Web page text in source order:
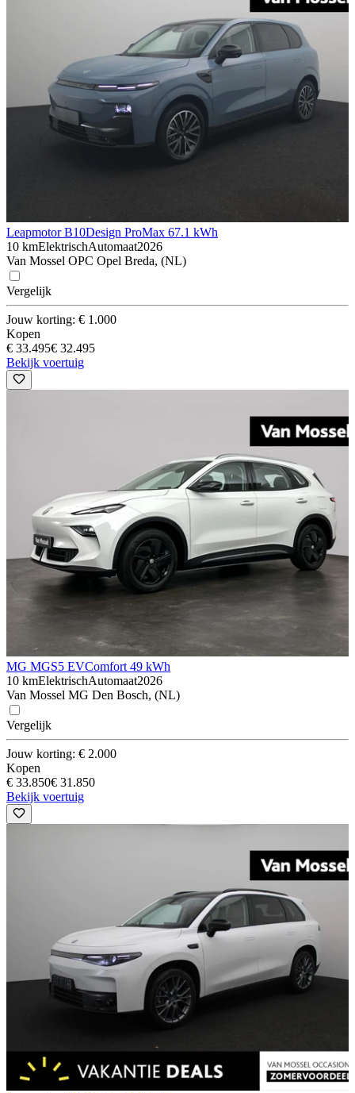
Leapmotor B10Design ProMax 67.1 kWh
10 kmElektrischAutomaat2026
Van Mossel OPC Opel Breda, (NL)
Vergelijk
Jouw korting: € 1.000
Kopen
€ 33.495€ 32.495
Bekijk voertuig
MG MGS5 EVComfort 49 kWh
10 kmElektrischAutomaat2026
Van Mossel MG Den Bosch, (NL)
Vergelijk
Jouw korting: € 2.000
Kopen
€ 33.850€ 31.850
Bekijk voertuig